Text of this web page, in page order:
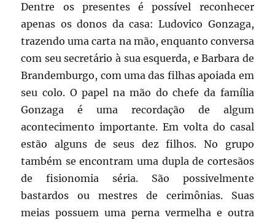
Dentre os presentes é possível reconhecer
apenas os donos da casa: Ludovico Gonzaga,
trazendo uma carta na mão, enquanto conversa
com seu secretário à sua esquerda, e Barbara de
Brandemburgo, com uma das filhas apoiada em
seu colo. O papel na mão do chefe da família
Gonzaga é uma recordação de algum
acontecimento importante. Em volta do casal
estão alguns de seus dez filhos. No grupo
também se encontram uma dupla de cortesãos
de fisionomia séria. São possivelmente
bastardos ou mestres de cerimônias. Suas
meias possuem uma perna vermelha e outra